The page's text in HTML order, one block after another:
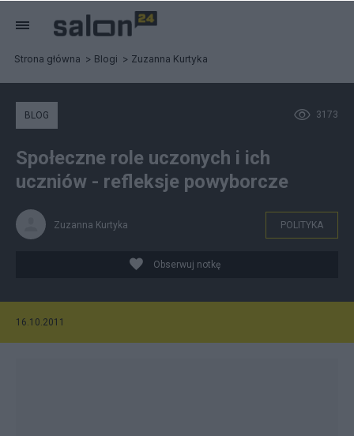
Strona główna Blogi Zuzanna Kurtyka
3173
BLOG
Społeczne role uczonych i ich
uczniów - refleksje powyborcze
Zuzanna Kurtyka POLITYKA
Obserwuj notkę
16.10.2011